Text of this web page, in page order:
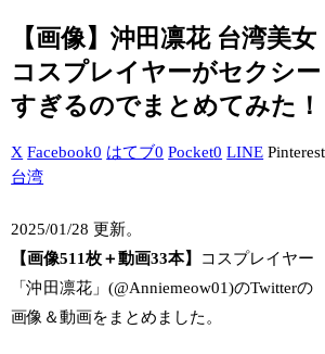
【画像】沖田凛花 台湾美女
コスプレイヤーがセクシー
すぎるのでまとめてみた！
X Facebook0 はてブ0 Pocket0 LINE Pinterest
台湾
2025/01/28 更新。
【画像511枚＋動画33本】
コスプレイヤー
「沖田凛花」(@Anniemeow01)のTwitterの
画像＆動画をまとめました。